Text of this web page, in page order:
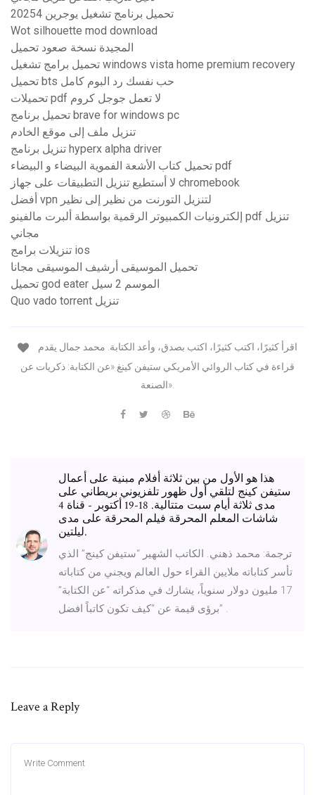
تحميل برنامج تشغيل يوجرين 20254
Wot silhouette mod download
المجيدة نسخة صعود تحميل
تحميل برامج تشغيل windows vista home premium recovery
تحميل bts حب نفسك رد البوم كامل
تحميلات pdf لا تعمل جوجل كروم
تحميل برنامج brave for windows pc
تنزيل ملف إلى موقع الخادم
تنزيل برنامج hyperx alpha driver
تحميل كتاب الأشعة الفموية البيضاء و البيضاء pdf
لا أستطيع تنزيل التطبيقات على جهاز chromebook
أفضل vpn لتنزيل التورنت من نظير إلى نظير
إلكترونيات الكمبيوتر الرقمية بواسطة ألبرت مالفينو pdf تنزيل
مجاني
تنزيلات برامج ios
تحميل الموسيقى أرشيف الموسيقى مجانا
تحميل god eater الموسم 2 سيل
Quo vado torrent تنزيل
قراءة في كتاب الروائي الأمريكي ستيفن كينغ «عن الكتابة: ذكريات عن
الصنعة».
هذا هو الأول من بين ثلاثة أفلام مبنية على أعمال
ستيفن كينج لتلقي أول ظهور تلفزيوني بريطاني على
مدى ثلاثة أيام سبت متتالية. 18-19 أكتوبر - قناة 4
شاشات المعلم المحرقة فيلم المحرقة على مدى
ليلتين.
ترجمة: محمد ذهني. الكاتب الشهير “ستيفن كينج” الذي
تأسر كتاباته ملايين القراء حول العالم ويجني من كتاباته
17 مليون دولار سنوياً، يشارك في مذكراته “عن الكتابة”
برؤى قيمة عن “كيف تكون كاتباً افضل” .
Leave a Reply